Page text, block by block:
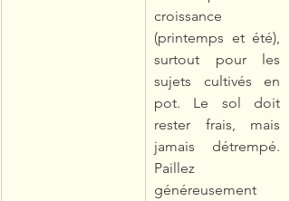
croissance
(printemps et été),
surtout pour les
sujets cultivés en
pot. Le sol doit
rester frais, mais
jamais détrempé.
Paillez
généreusement